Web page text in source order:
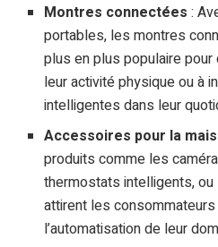
Montres connectées :
portables, les montres
plus en plus populaire
leur activité physique ou à
intelligentes dans leur
Accessoires pour la
produits comme les
thermostats intelligents,
attirent les
l’automatisation de leur